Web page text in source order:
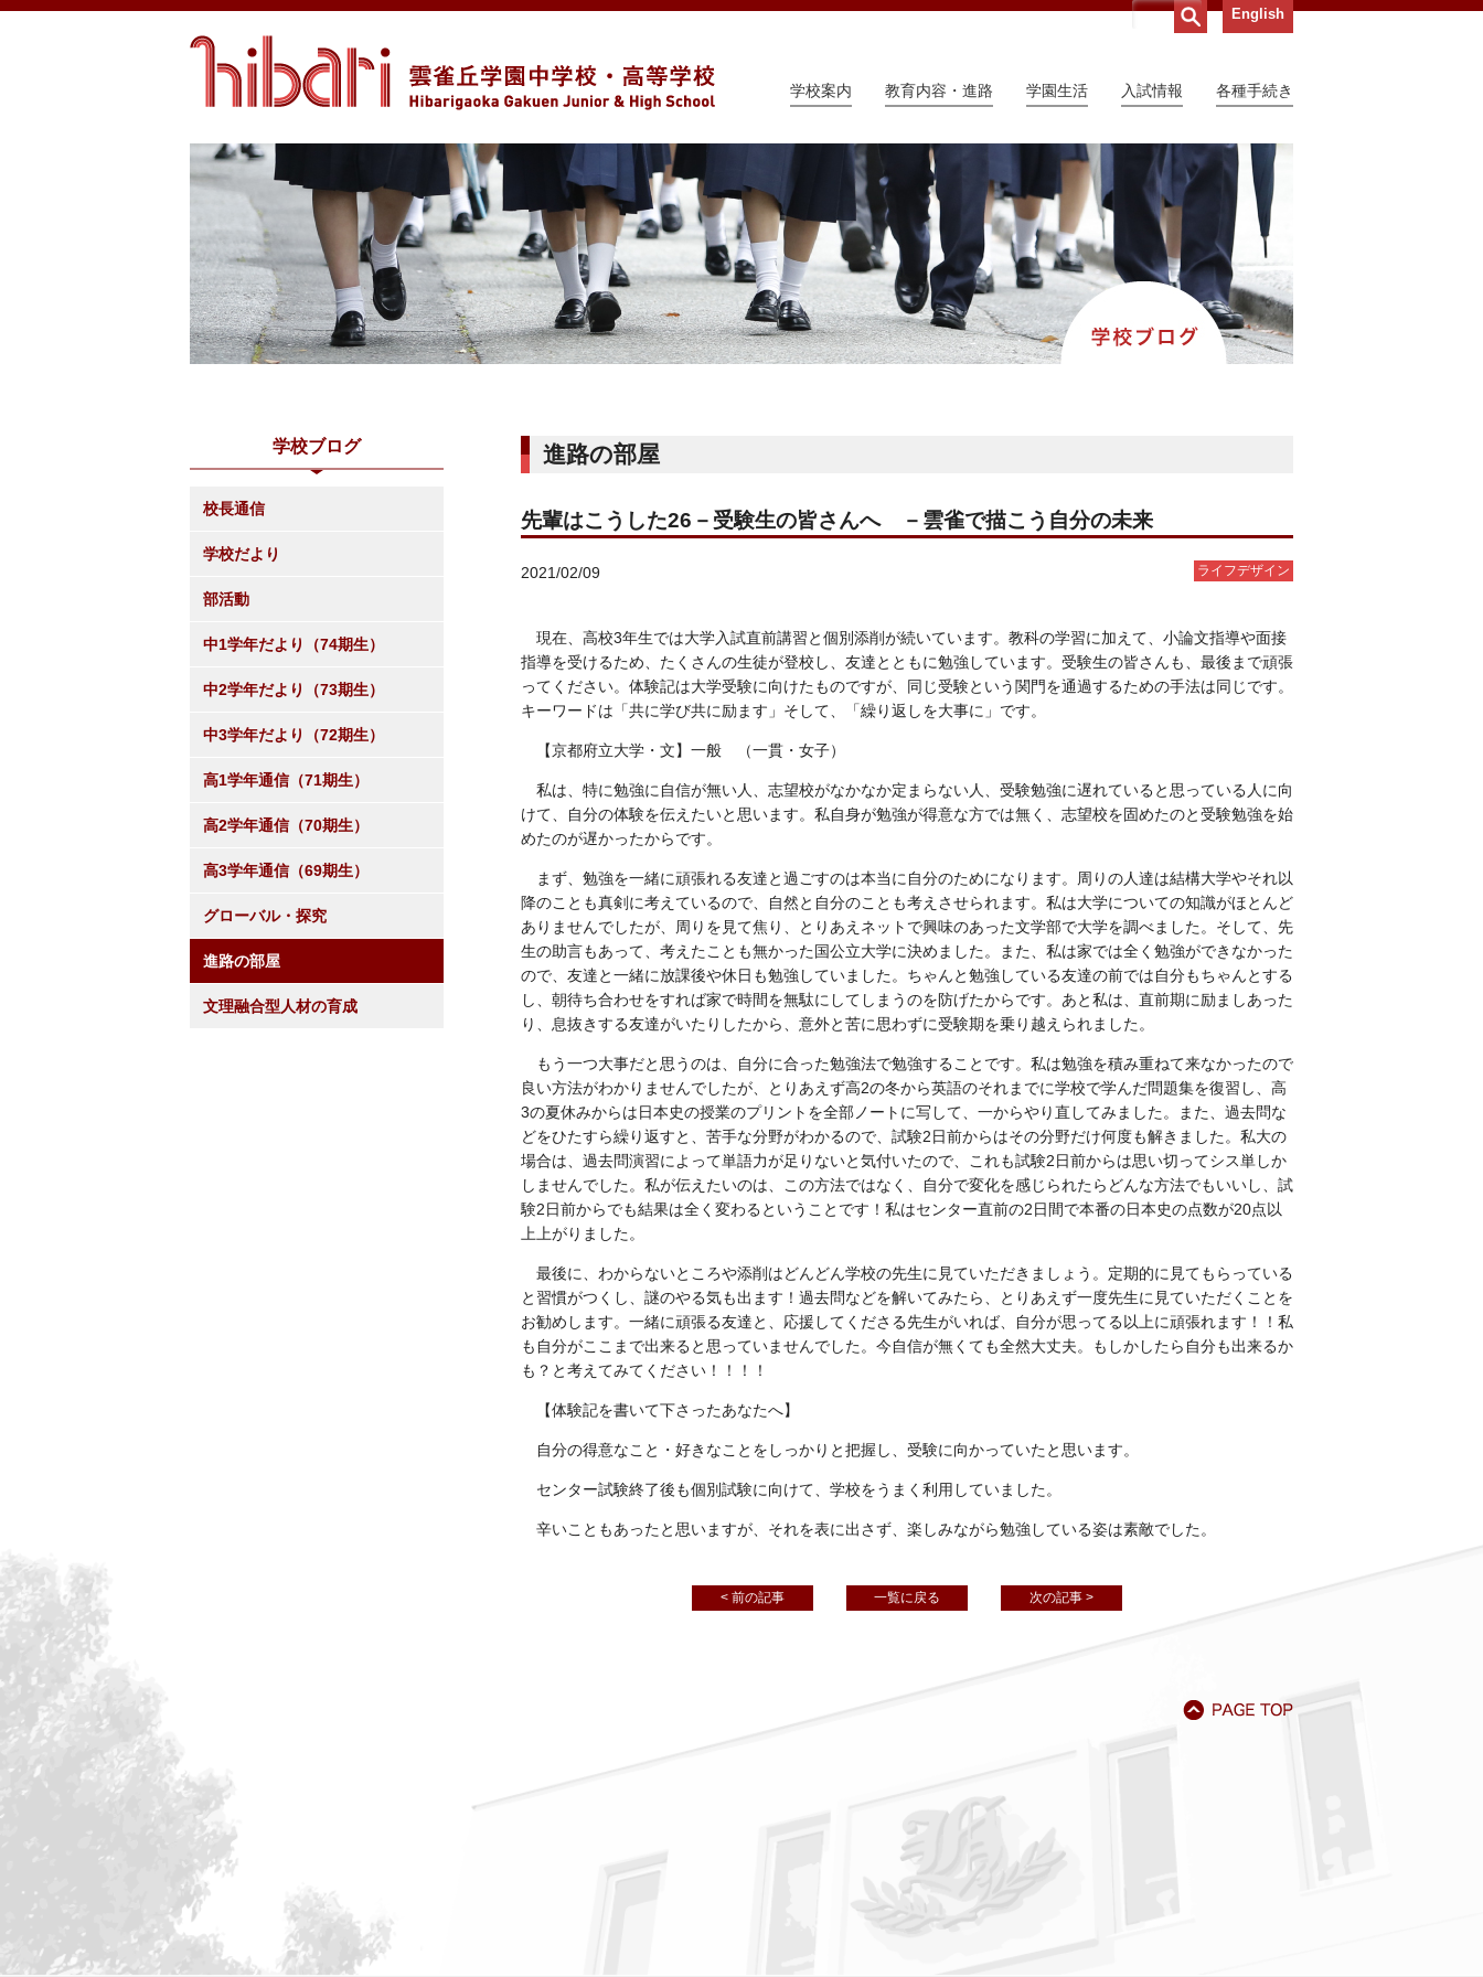
English
学校案内 教育内容・進路 学園生活 入試情報 各種手続き
進路の部屋
先輩はこうした26－受験生の皆さんへ －雲雀で描こう自分の未来
2021/02/09 ライフデザイン
現在、高校3年生では大学入試直前講習と個別添削が続いています。教科の学習に加えて、小論文指導や面接
指導を受けるため、たくさんの生徒が登校し、友達とともに勉強しています。受験生の皆さんも、最後まで頑張
ってください。体験記は大学受験に向けたものですが、同じ受験という関門を通過するための手法は同じです。
キーワードは「共に学び共に励ます」そして、「繰り返しを大事に」です。
【京都府立大学・文】一般 （一貫・女子）
私は、特に勉強に自信が無い人、志望校がなかなか定まらない人、受験勉強に遅れていると思っている人に向
けて、自分の体験を伝えたいと思います。私自身が勉強が得意な方では無く、志望校を固めたのと受験勉強を始
めたのが遅かったからです。
まず、勉強を一緒に頑張れる友達と過ごすのは本当に自分のためになります。周りの人達は結構大学やそれ以
降のことも真剣に考えているので、自然と自分のことも考えさせられます。私は大学についての知識がほとんど
ありませんでしたが、周りを見て焦り、とりあえネットで興味のあった文学部で大学を調べました。そして、先
生の助言もあって、考えたことも無かった国公立大学に決めました。また、私は家では全く勉強ができなかった
ので、友達と一緒に放課後や休日も勉強していました。ちゃんと勉強している友達の前では自分もちゃんとする
し、朝待ち合わせをすれば家で時間を無駄にしてしまうのを防げたからです。あと私は、直前期に励ましあった
り、息抜きする友達がいたりしたから、意外と苦に思わずに受験期を乗り越えられました。
もう一つ大事だと思うのは、自分に合った勉強法で勉強することです。私は勉強を積み重ねて来なかったので
良い方法がわかりませんでしたが、とりあえず高2の冬から英語のそれまでに学校で学んだ問題集を復習し、高
3の夏休みからは日本史の授業のプリントを全部ノートに写して、一からやり直してみました。また、過去問な
どをひたすら繰り返すと、苦手な分野がわかるので、試験2日前からはその分野だけ何度も解きました。私大の
場合は、過去問演習によって単語力が足りないと気付いたので、これも試験2日前からは思い切ってシス単しか
しませんでした。私が伝えたいのは、この方法ではなく、自分で変化を感じられたらどんな方法でもいいし、試
験2日前からでも結果は全く変わるということです！私はセンター直前の2日間で本番の日本史の点数が20点以
上上がりました。
最後に、わからないところや添削はどんどん学校の先生に見ていただきましょう。定期的に見てもらっている
と習慣がつくし、謎のやる気も出ます！過去問などを解いてみたら、とりあえず一度先生に見ていただくことを
お勧めします。一緒に頑張る友達と、応援してくださる先生がいれば、自分が思ってる以上に頑張れます！！私
も自分がここまで出来ると思っていませんでした。今自信が無くても全然大丈夫。もしかしたら自分も出来るか
も？と考えてみてください！！！！
【体験記を書いて下さったあなたへ】
自分の得意なこと・好きなことをしっかりと把握し、受験に向かっていたと思います。
センター試験終了後も個別試験に向けて、学校をうまく利用していました。
辛いこともあったと思いますが、それを表に出さず、楽しみながら勉強している姿は素敵でした。
< 前の記事 一覧に戻る 次の記事 >
学校ブログ
校長通信
学校だより
部活動
中1学年だより（74期生）
中2学年だより（73期生）
中3学年だより（72期生）
高1学年通信（71期生）
高2学年通信（70期生）
高3学年通信（69期生）
グローバル・探究
進路の部屋
文理融合型人材の育成